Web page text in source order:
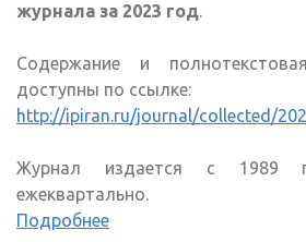
журнала за 2023 год.
Содержание и
доступны по ссылке:
http://ipiran.ru/journal/collected/
Журнал издается с 1989
ежеквартально.
Подробнее